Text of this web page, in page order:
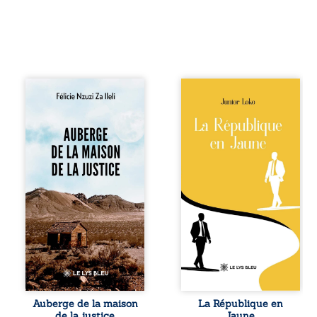
Auberge de la
récit-témoignage
consacré au
parcours
exemplaire de
Mbala Zi Nkuaku
Lema Félix.
Magistrat intègre,
fervent défenseur
des droits
humains et de
l’indépendance
judiciaire, il voit sa
carrière de trente-
quatre ans
brutalement
brisée par une
Auberge de la maison
Fédérale du
Congo, la
naissance de
jumeaux de races
différentes
bouleverse l’ordre
établi : Senior est
Noir et Junior est
Blanc, bien que
nés d’un couple de
Noirs. Très vite,
l’événement attire
les médias
internationaux et
transforme le
bébé blanc en une
emblématique
La République en